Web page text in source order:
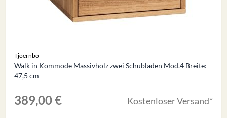
Tjoernbo
Walk in Kommode Massivholz zwei Schubladen Mod.4 Breite:
47,5 cm
389,00 € Kostenloser Versand*